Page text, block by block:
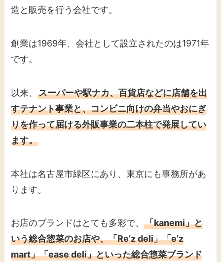
造と販売を行う会社です。
創業は1969年、会社として設立されたのは1971年
です。
以来、スーパーや駅ナカ、百貨店などに店舗を出
すテナント事業と、コンビニ向けの弁当やおにぎ
りを作って届ける外販事業の二本柱で発展してい
ます。
本社は名古屋市緑区にあり、東京にも事務所があ
ります。
お店のブランドはとても多彩で、「kanemi」と
いう総合惣菜のお店や、「Re’z deli」「e’z
mart」「ease deli」といった総合惣菜ブランド